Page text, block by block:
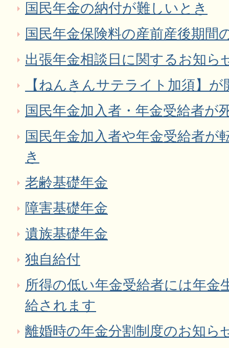
国民年金の納付が難しいとき
国民年金保険料の産前産後期間
出張年金相談日に関するお知ら
【ねんきんサテライト加須】
国民年金加入者・年金受給者が
国民年金加入者や年金受給者が
き
老齢基礎年金
障害基礎年金
遺族基礎年金
独自給付
所得の低い年金受給者には年金
給されます
離婚時の年金分割制度のお知ら